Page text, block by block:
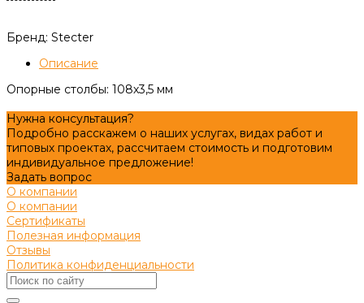
Бренд: Stecter
Описание
Опорные столбы: 108х3,5 мм
Нужна консультация?
Подробно расскажем о наших услугах, видах работ и
типовых проектах, рассчитаем стоимость и подготовим
индивидуальное предложение!
Задать вопрос
О компании
О компании
Сертификаты
Полезная информация
Отзывы
Политика конфиденциальности